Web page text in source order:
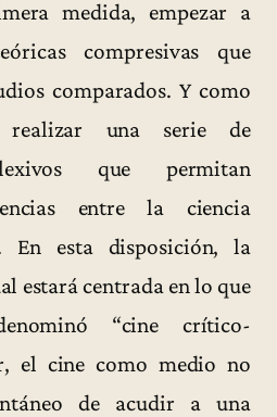
medida, empezar a
compresivas que
comparados. Y como
realizar una serie de
que permitan
entre la ciencia
esta disposición, la
estará centrada en lo que
“cine crítico-
el cine como medio no
de acudir a una